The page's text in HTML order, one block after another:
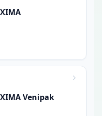
Venipak